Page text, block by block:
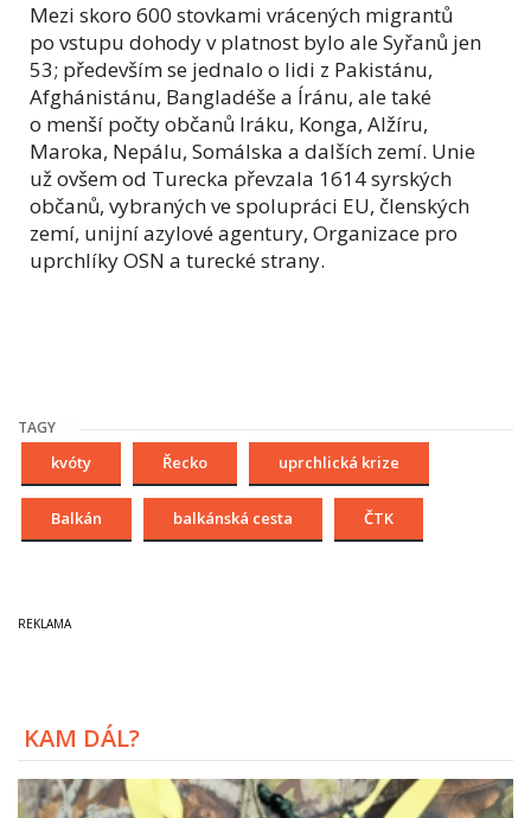
Mezi skoro 600 stovkami vrácených migrantů
po vstupu dohody v platnost bylo ale Syřanů jen
53; především se jednalo o lidi z Pakistánu,
Afghánistánu, Bangladéše a Íránu, ale také
o menší počty občanů Iráku, Konga, Alžíru,
Maroka, Nepálu, Somálska a dalších zemí. Unie
už ovšem od Turecka převzala 1614 syrských
občanů, vybraných ve spolupráci EU, členských
zemí, unijní azylové agentury, Organizace pro
uprchlíky OSN a turecké strany.
TAGY
kvóty Řecko uprchlická krize
Balkán balkánská cesta ČTK
KAM DÁL?